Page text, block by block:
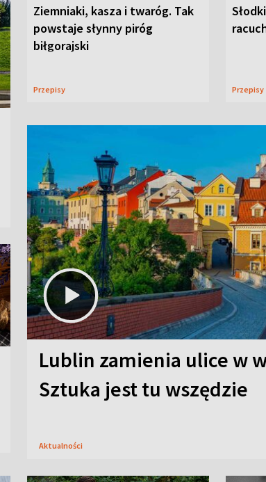
Ziemniaki, kasza i twaróg. Tak
powstaje słynny piróg
biłgorajski
Przepisy Przepisy
Lublin zamienia ulice w
Sztuka jest tu wszędzie
Aktualności